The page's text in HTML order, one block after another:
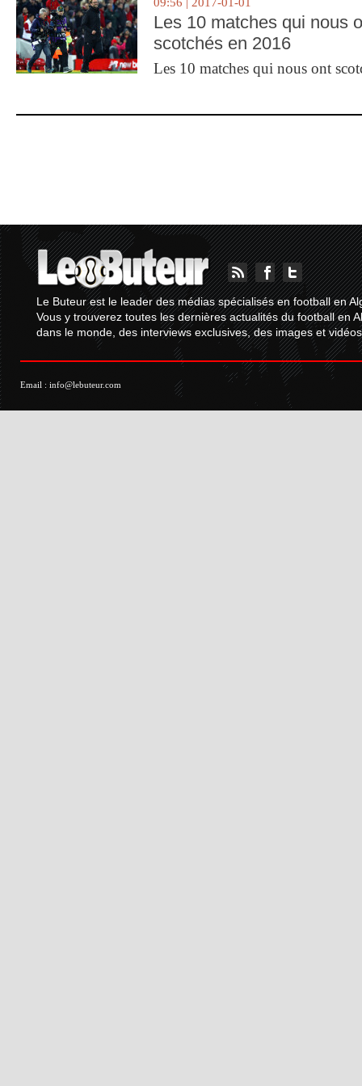
Les 10 matches qui nous
scotchés en 2016
Les 10 matches qui nous ont
Le Buteur est le leader des médias spécialisés en football en
Vous y trouverez toutes les dernières actualités du football en
dans le monde, des interviews exclusives, des images et
Email : info@lebuteur.com